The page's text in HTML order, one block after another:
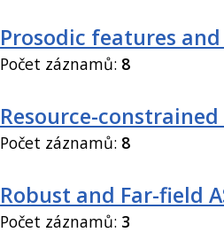
Prosodic features
Počet záznamů: 8
Resource-constrained
Počet záznamů: 8
Robust and Far-field
Počet záznamů: 3